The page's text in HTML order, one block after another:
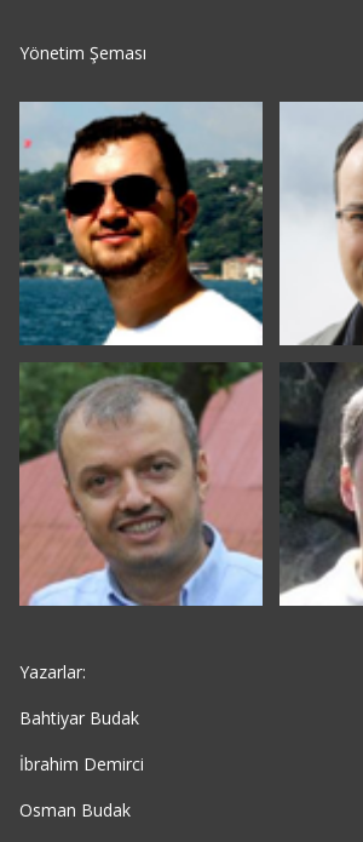
Yönetim Şeması
Yazarlar:
Bahtiyar Budak
İbrahim Demirci
Osman Budak